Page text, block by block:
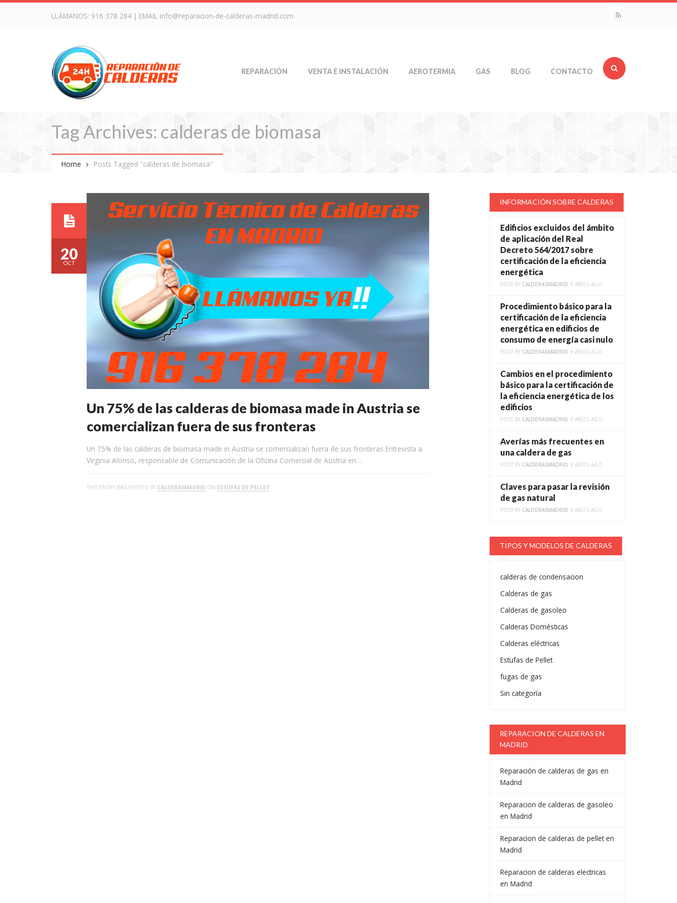
LLÁMANOS: 916 378 284 | EMAIL info@reparacion-de-calderas-madrid.com
REPARACIÓN VENTA E INSTALACIÓN AEROTERMIA GAS BLOG CONTACTO
Tag Archives: calderas de biomasa
Home Posts Tagged "calderas de biomasa"
20
OCT
Un 75% de las calderas de biomasa made in Austria se
comercializan fuera de sus fronteras
Un 75% de las calderas de biomasa made in Austria se comercializan fuera de sus fronteras Entrevista a
Virginia Alonso, responsable de Comunicación de la Oficina Comercial de Austria en…
THIS ENTRY WAS POSTED BY CALDERASMADRID ON ESTUFAS DE PELLET
INFORMACIÓN SOBRE CALDERAS
Edificios excluidos del ámbito
de aplicación del Real
Decreto 564/2017 sobre
certificación de la eficiencia
energética
POST BY CALDERASMADRID 9 AÑOS AGO
Procedimiento básico para la
certificación de la eficiencia
energética en edificios de
consumo de energía casi nulo
POST BY CALDERASMADRID 9 AÑOS AGO
Cambios en el procedimiento
básico para la certificación de
la eficiencia energética de los
edificios
POST BY CALDERASMADRID 9 AÑOS AGO
Averías más frecuentes en
una caldera de gas
POST BY CALDERASMADRID 9 AÑOS AGO
Claves para pasar la revisión
de gas natural
POST BY CALDERASMADRID 9 AÑOS AGO
TIPOS Y MODELOS DE CALDERAS
calderas de condensacion
Calderas de gas
Calderas de gasoleo
Calderas Domésticas
Calderas eléctricas
Estufas de Pellet
fugas de gas
Sin categoría
REPARACION DE CALDERAS EN
MADRID
Reparación de calderas de gas en
Madrid
Reparacion de calderas de gasoleo
en Madrid
Reparacion de calderas de pellet en
Madrid
Reparacion de calderas electricas
en Madrid